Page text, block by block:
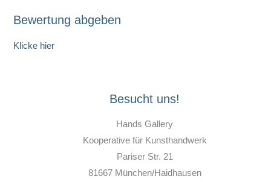
Bewertung abgeben
Klicke hier
Besucht uns!
Hands Gallery
Kooperative für Kunsthandwerk
Pariser Str. 21
81667 München/Haidhausen